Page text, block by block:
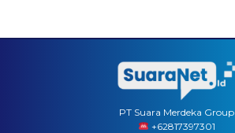
PT Suara Merdeka Group
‪+62817397301